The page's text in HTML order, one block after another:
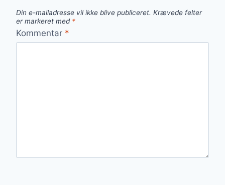
Din e-mailadresse vil ikke blive publiceret. Krævede felter
er markeret med *
Kommentar *